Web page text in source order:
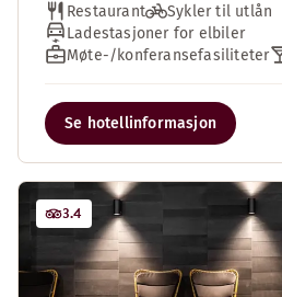
Restaurant
Sykler til utlån
Ladestasjoner for elbiler
Møte-/konferansefasiliteter
Se hotellinformasjon
3.4